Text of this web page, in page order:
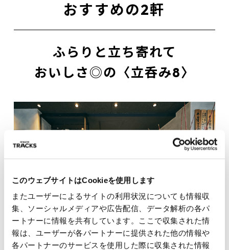
このウェブサイトはCookieを使用します
またユーザーによるサイトの利用状況についても情報収
集、ソーシャルメディアや広告配信、データ解析の各パ
ートナーに情報を共有しています。ここで収集された情
報は、ユーザーが各パートナーに提供された他の情報や
各パートナーのサービスを使用した際に収集された情報
おすすめの2軒
ふらりと立ち寄れて
おいしさ◎の〈立呑み8〉